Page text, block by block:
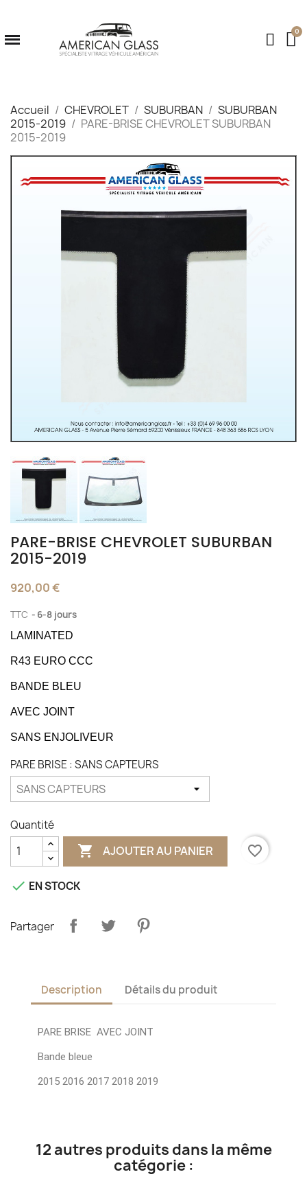
Accueil CHEVROLET SUBURBAN
SUBURBAN
2015-2019
PARE-BRISE CHEVROLET SUBURBAN
2015-2019
PARE-BRISE CHEVROLET SUBURBAN
2015-2019
920,00 €
TTC 6-8 jours
LAMINATED
R43 EURO CCC
BANDE BLEU
AVEC JOINT
SANS ENJOLIVEUR
PARE BRISE : SANS CAPTEURS
Quantité
 AJOUTER AU PANIER favorite_border
 EN STOCK
Partager
Description Détails du produit
PARE BRISE AVEC JOINT
Bande bleue
2015 2016 2017 2018 2019
12 autres produits dans la même
catégorie :